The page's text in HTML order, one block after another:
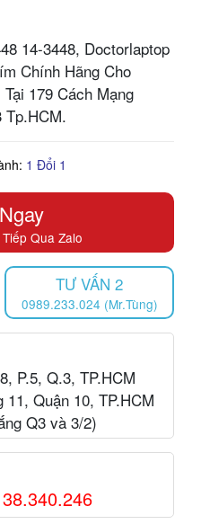
14-3448, Doctorlaptop
Chính Hãng Cho
179 Cách Mạng
Tp.HCM.
1 Đổi 1
Qua Zalo
TƯ VẤN 2
0989.233.024 (Mr.Tùng)
P.5, Q.3, TP.HCM
Quận 10, TP.HCM
Q3 và 3/2)